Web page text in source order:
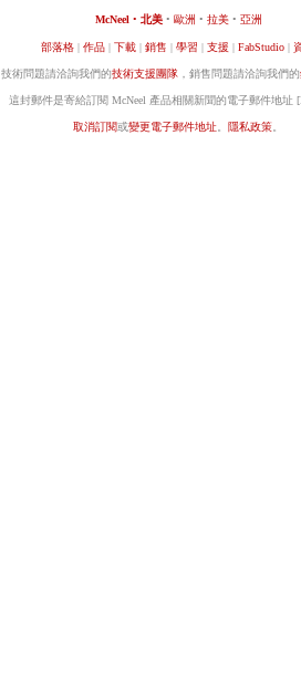
McNeel• 北美• 歐洲 • 拉美• 亞洲
部落格 | 作品 | 下載 | 銷售 | 學習 | 支援 | FabStudio |
技術問題請洽詢我們的技術支援團隊 ，銷售問題請洽詢我們的
這封郵件是寄給訂閱 McNeel 產品相關新聞的電子郵件地址
取消訂閱或變更電子郵件地址 隱私政策